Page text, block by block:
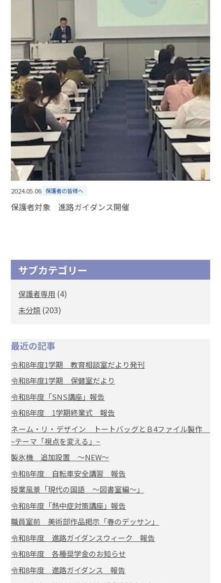
2024.05.06 保護者の皆様へ
保護者対象 進路ガイダンス開催
サブカテゴリー
保護者専用 (4)
未分類 (203)
最近の記事
令和8年度1学期 教育相談室だより発刊
令和8年度1学期 保健室だより
令和8年度「SNS講座」報告
令和8年度 1学期終業式 報告
ネーム・リ・デザイン トートバッグとＢ4ファイル製作
~テーマ「視点を変える」~
製氷機 追加設置 ～NEW～
令和8年度 自転車安全講習 報告
授業風景「現代の国語 ～図書室編～」
令和8年度「熱中症対策講座」報告
職員室前 美術部作品掲示「春のデッサン」
令和8年度 進路ガイダンスウィーク 報告
令和8年度 各種奨学金のお知らせ
令和8年度 進路ガイダンス 報告